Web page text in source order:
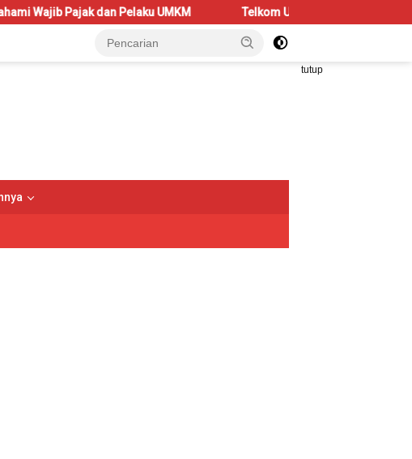
Pelaku UMKM Telkom University Dorong Kolaborasi AI dan Fintech
tutup